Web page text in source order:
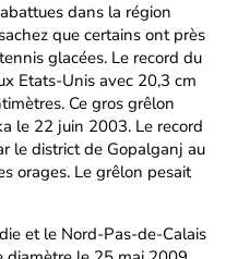
dans la région
que certains ont près
glacées. Le record du
Etats-Unis avec 20,3 cm
Ce gros grêlon
le 22 juin 2003. Le record
le district de Gopalganj au
orages. Le grêlon pesait
et le Nord-Pas-de-Calais